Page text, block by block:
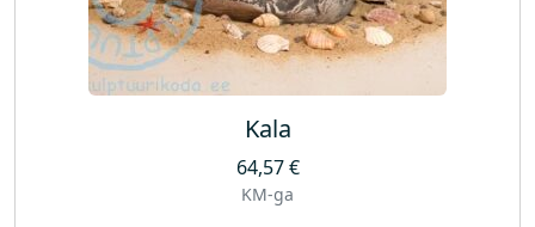
Kala
64,57€
KM-ga